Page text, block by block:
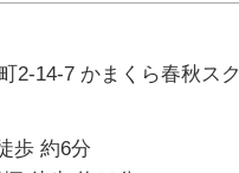
2-14-7 かまくら春秋スク
歩 約6分